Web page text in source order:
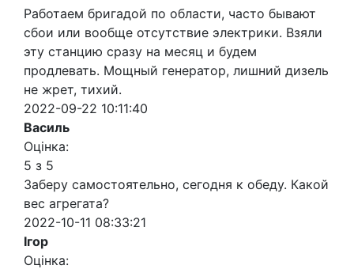
Работаем бригадой по области, часто бывают
сбои или вообще отсутствие электрики. Взяли
эту станцию сразу на месяц и будем
продлевать. Мощный генератор, лишний дизель
не жрет, тихий.
2022-09-22 10:11:40
Василь
Оцінка:
5 з 5
Заберу самостоятельно, сегодня к обеду. Какой
вес агрегата?
2022-10-11 08:33:21
Ігор
Оцінка: